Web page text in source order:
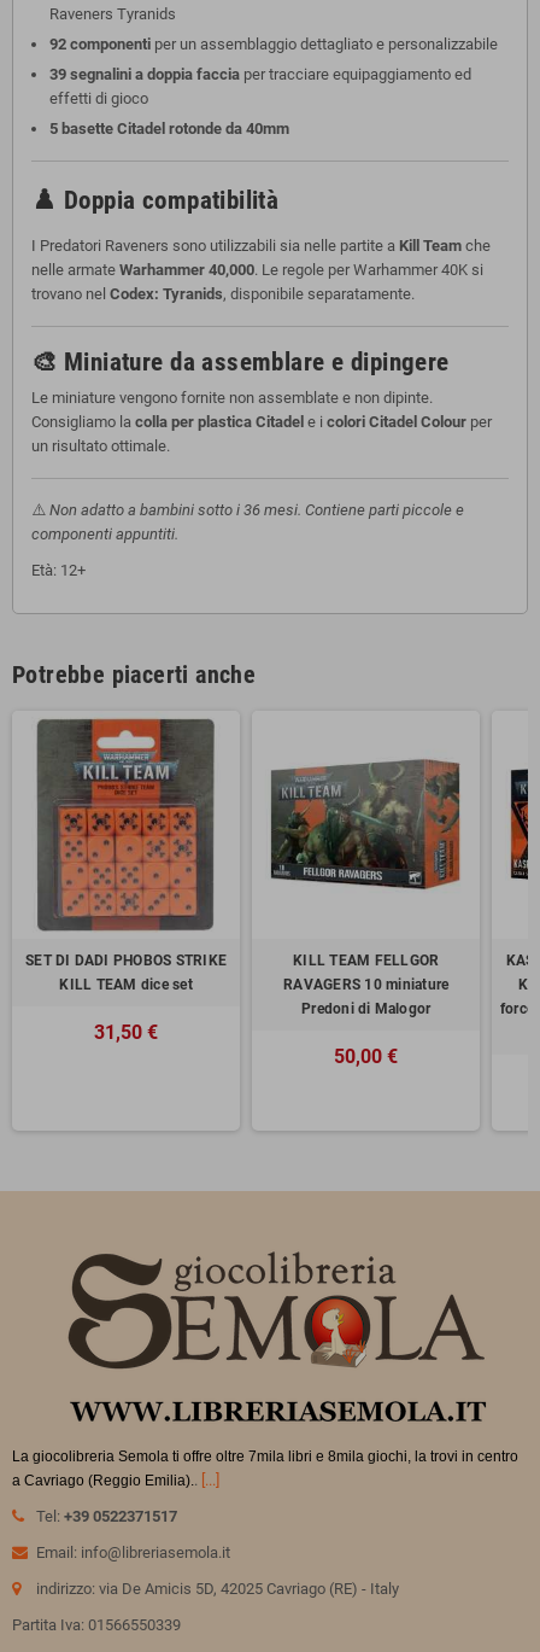
Raveners Tyranids
92 componenti per un assemblaggio dettagliato e personalizzabile
39 segnalini a doppia faccia per tracciare equipaggiamento ed
effetti di gioco
5 basette Citadel rotonde da 40mm
♟️ Doppia compatibilità
I Predatori Raveners sono utilizzabili sia nelle partite a Kill Team che
nelle armate Warhammer 40,000. Le regole per Warhammer 40K si
trovano nel Codex: Tyranids, disponibile separatamente.
🎨 Miniature da assemblare e dipingere
Le miniature vengono fornite non assemblate e non dipinte.
Consigliamo la colla per plastica Citadel e i colori Citadel Colour per
un risultato ottimale.
⚠️ Non adatto a bambini sotto i 36 mesi. Contiene parti piccole e
componenti appuntiti.
Età: 12+
Potrebbe piacerti anche
SET DI DADI PHOBOS STRIKE
KILL TEAM dice set
31,50 €
KILL TEAM FELLGOR
RAVAGERS 10 miniature
Predoni di Malogor
50,00 €
La giocolibreria Semola ti offre oltre 7mila libri e 8mila giochi, la trovi in centro
a Cavriago (Reggio Emilia).. [...]
Tel: +39 0522371517
Email: info@libreriasemola.it
indirizzo: via De Amicis 5D, 42025 Cavriago (RE) - Italy
Partita Iva: 01566550339